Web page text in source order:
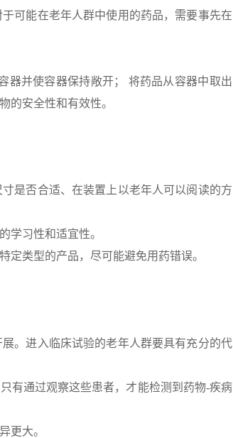
可能在老年人群中使用的药品，需要事先在
器并使容器保持敞开； 将药品从容器中取出
的安全性和有效性。
是否合适、在装置上以老年人可以阅读的方
学习性和适宜性。
定类型的产品，尽可能避免用药错误。
。进入临床试验的老年人群要具有充分的代
有通过观察这些患者，才能检测到药物-疾病
更大。